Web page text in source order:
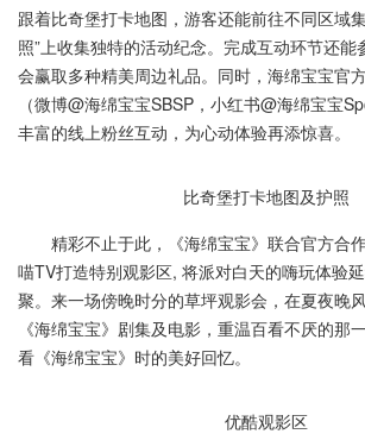
跟着比奇堡打卡地图，游客还能前往不同区域
照”上收集独特的活动纪念。完成互动环节还
会赢取多种精美周边礼品。同时，海绵宝宝官
（微博@海绵宝宝SBSP，小红书@海绵宝宝
丰富的线上粉丝互动，为心动体验再添惊喜。
比奇堡打卡地图及护照
精彩不止于此，《海绵宝宝》联合官方合
喵TV打造特别观影区, 将派对白天的嗨玩体验
聚。来一场傍晚时分的草坪观影会，在夏夜晚
《海绵宝宝》剧集及电影，重温百看不厌的那
看《海绵宝宝》时的美好回忆。
优酷观影区